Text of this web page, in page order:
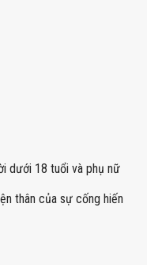
dưới 18 tuổi và phụ nữ
thân của sự cống hiến